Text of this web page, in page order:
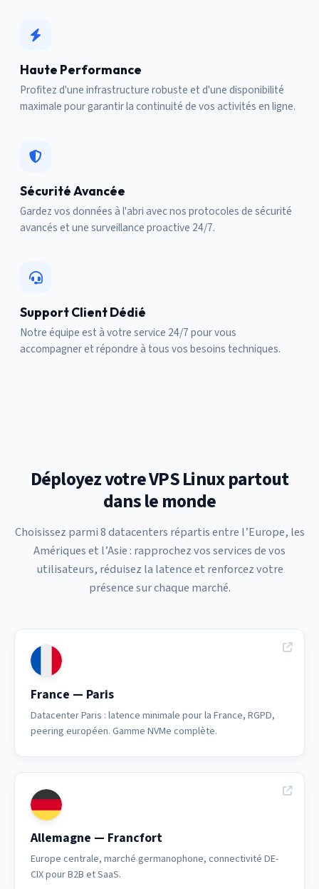
Haute Performance
Profitez d'une infrastructure robuste et d'une disponibilité
maximale pour garantir la continuité de vos activités en ligne.
Sécurité Avancée
Gardez vos données à l'abri avec nos protocoles de sécurité
avancés et une surveillance proactive 24/7.
Support Client Dédié
Notre équipe est à votre service 24/7 pour vous
accompagner et répondre à tous vos besoins techniques.
Déployez votre VPS Linux partout
dans le monde
Choisissez parmi 8 datacenters répartis entre l’Europe, les
Amériques et l’Asie : rapprochez vos services de vos
utilisateurs, réduisez la latence et renforcez votre
présence sur chaque marché.
France — Paris
Datacenter Paris : latence minimale pour la France, RGPD,
peering européen. Gamme NVMe complète.
Allemagne — Francfort
Europe centrale, marché germanophone, connectivité DE-
CIX pour B2B et SaaS.